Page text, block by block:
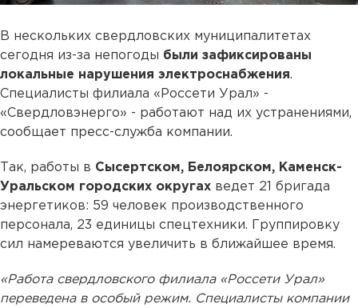
В нескольких свердловских муниципалитетах
сегодня из-за непогоды были зафиксированы
локальные нарушения электроснабжения.
Специалисты филиала «Россети Урал» -
«Свердловэнерго» - работают над их устранениями,
сообщает пресс-служба компании.
Так, работы в Сысертском, Белоярском, Каменск-
Уральском городских округах ведет 21 бригада
энергетиков: 59 человек производственного
персонала, 23 единицы спецтехники. Группировку
сил намереваются увеличить в ближайшее время.
«Работа свердловского филиала «Россети Урал»
переведена в особый режим. Специалисты компании